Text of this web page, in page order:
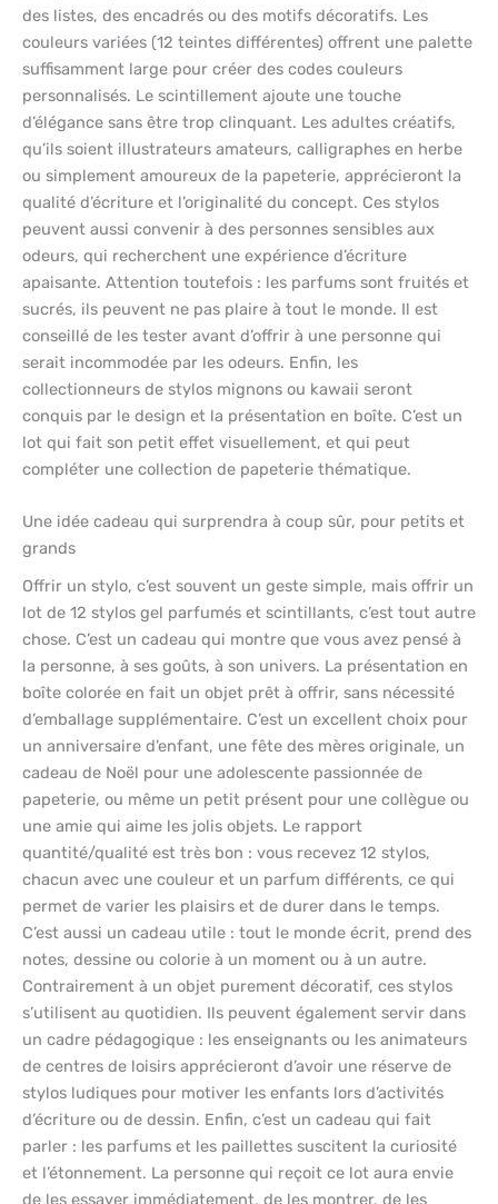
des listes, des encadrés ou des motifs décoratifs. Les
couleurs variées (12 teintes différentes) offrent une palette
suffisamment large pour créer des codes couleurs
personnalisés. Le scintillement ajoute une touche
d’élégance sans être trop clinquant. Les adultes créatifs,
qu’ils soient illustrateurs amateurs, calligraphes en herbe
ou simplement amoureux de la papeterie, apprécieront la
qualité d’écriture et l’originalité du concept. Ces stylos
peuvent aussi convenir à des personnes sensibles aux
odeurs, qui recherchent une expérience d’écriture
apaisante. Attention toutefois : les parfums sont fruités et
sucrés, ils peuvent ne pas plaire à tout le monde. Il est
conseillé de les tester avant d’offrir à une personne qui
serait incommodée par les odeurs. Enfin, les
collectionneurs de stylos mignons ou kawaii seront
conquis par le design et la présentation en boîte. C’est un
lot qui fait son petit effet visuellement, et qui peut
compléter une collection de papeterie thématique.
Une idée cadeau qui surprendra à coup sûr, pour petits et
grands
Offrir un stylo, c’est souvent un geste simple, mais offrir un
lot de 12 stylos gel parfumés et scintillants, c’est tout autre
chose. C’est un cadeau qui montre que vous avez pensé à
la personne, à ses goûts, à son univers. La présentation en
boîte colorée en fait un objet prêt à offrir, sans nécessité
d’emballage supplémentaire. C’est un excellent choix pour
un anniversaire d’enfant, une fête des mères originale, un
cadeau de Noël pour une adolescente passionnée de
papeterie, ou même un petit présent pour une collègue ou
une amie qui aime les jolis objets. Le rapport
quantité/qualité est très bon : vous recevez 12 stylos,
chacun avec une couleur et un parfum différents, ce qui
permet de varier les plaisirs et de durer dans le temps.
C’est aussi un cadeau utile : tout le monde écrit, prend des
notes, dessine ou colorie à un moment ou à un autre.
Contrairement à un objet purement décoratif, ces stylos
s’utilisent au quotidien. Ils peuvent également servir dans
un cadre pédagogique : les enseignants ou les animateurs
de centres de loisirs apprécieront d’avoir une réserve de
stylos ludiques pour motiver les enfants lors d’activités
d’écriture ou de dessin. Enfin, c’est un cadeau qui fait
parler : les parfums et les paillettes suscitent la curiosité
et l’étonnement. La personne qui reçoit ce lot aura envie
de les essayer immédiatement, de les montrer, de les